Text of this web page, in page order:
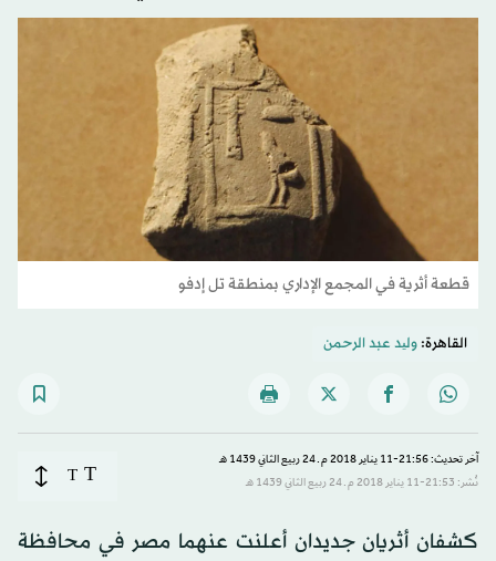
قطعة أثرية في المجمع الإداري بمنطقة تل إدفو
القاهرة:ولید عبد الرحمن
آخر تحديث: 21:56-11 يناير 2018 م ـ 24 ربيع الثاني 1439 هـ
نُشر: 21:53-11 يناير 2018 م ـ 24 ربيع الثاني 1439 هـ
T
T
كشفان أثريان جديدان أعلنت عنهما مصر في محافظة